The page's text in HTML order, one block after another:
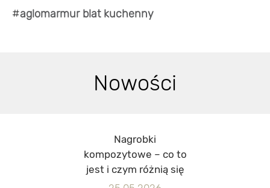
#aglomarmur blat kuchenny
Nowości
Nagrobki
kompozytowe – co to
jest i czym różnią się
od kamiennych?